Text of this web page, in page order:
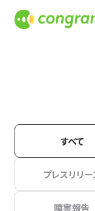
すべて
プレスリリー
障害報告